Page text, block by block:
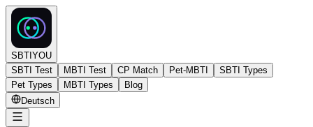
SBTIYOU
SBTI Test
MBTI Test CP Match Pet-MBTI
SBTI Types
Pet Types
MBTI Types
Blog
Deutsch